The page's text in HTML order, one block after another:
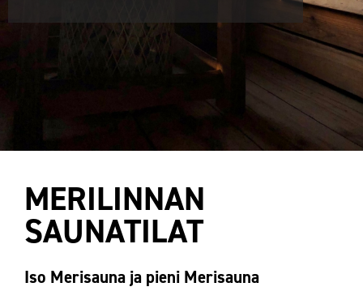
MERILINNAN
SAUNATILAT
Iso Merisauna ja pieni Merisauna